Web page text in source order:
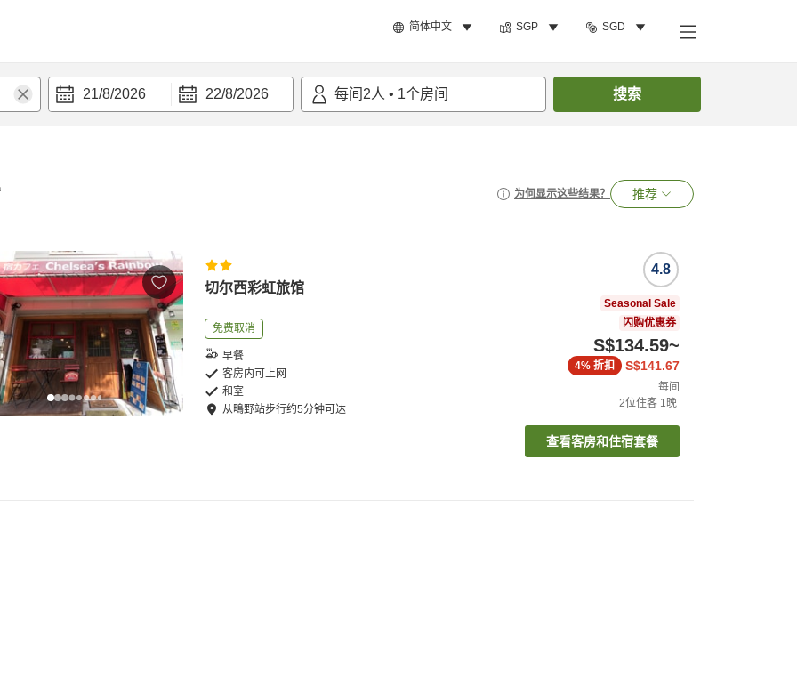
简体中文 SGP SGD
21/8/2026 22/8/2026 每间 2人 • 1个房间 搜索
为何显示这些结果？ 推荐
切尔西彩虹旅馆
免费取消
早餐
客房内可上网
和室
从鴫野站步行约5分钟可达
4.8
Seasonal Sale
闪购优惠券
S$134.59~
S$141.67
4% 折扣
每间
2位住客 1晚
查看客房和住宿套餐